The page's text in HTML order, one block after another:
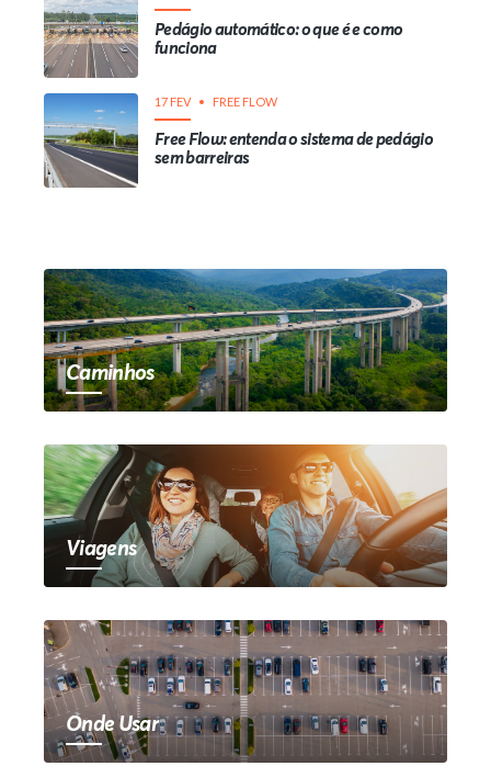
Pedágio automático: o que é e como
funciona
17 FEV FREE FLOW
Free Flow: entenda o sistema de pedágio
sem barreiras
Caminhos
Viagens
Onde Usar